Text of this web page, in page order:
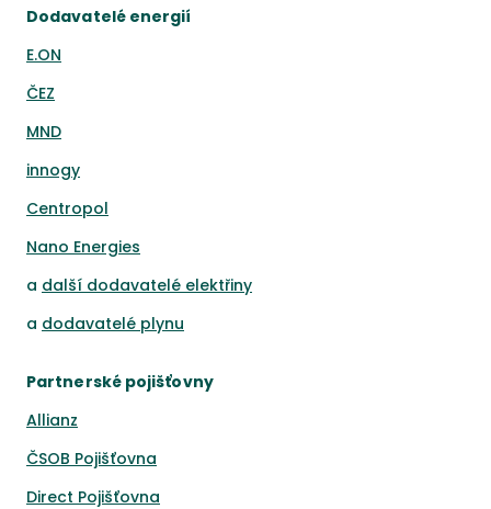
Dodavatelé energií
E.ON
ČEZ
MND
innogy
Centropol
Nano Energies
a další dodavatelé elektřiny
a dodavatelé plynu
Partnerské pojišťovny
Allianz
ČSOB Pojišťovna
Direct Pojišťovna